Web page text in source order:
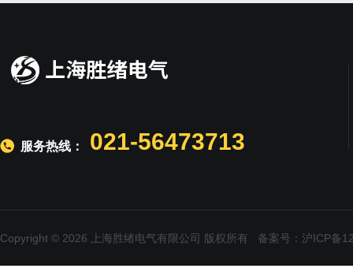
服务热线： 021-56473713
Copyright © 2026 上海胜绪电气有限公司 版权所有 备案号：沪ICP备